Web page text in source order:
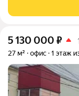
кв. м. состоящее из: 1
5 130 000 ₽
27 м² офис 1 этаж